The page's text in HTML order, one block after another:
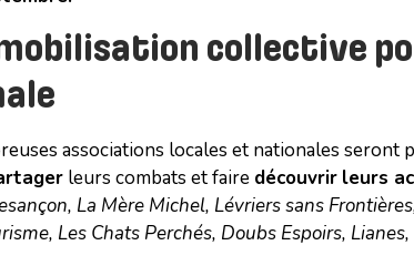
collective
associations locales et nationales seront
leurs combats et faire découvrir leurs
La Mère Michel, Lévriers sans
Les Chats Perchés, Doubs Espoirs,